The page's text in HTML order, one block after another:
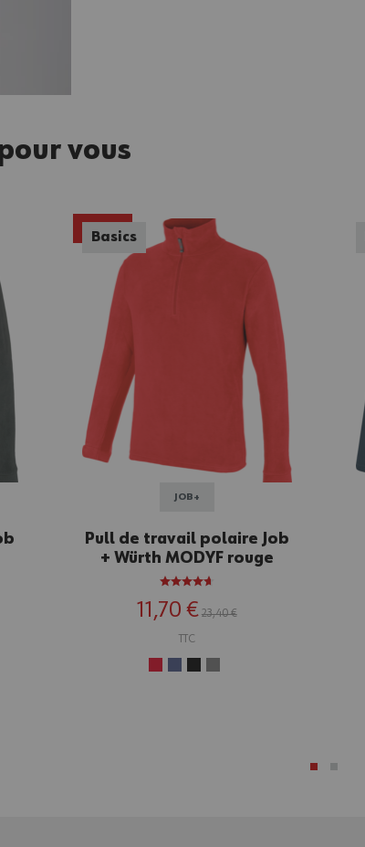
vous
Basics
JOB+
Pull de travail polaire Job
+ Würth MODYF rouge
11,70 € 23,40 €
TTC